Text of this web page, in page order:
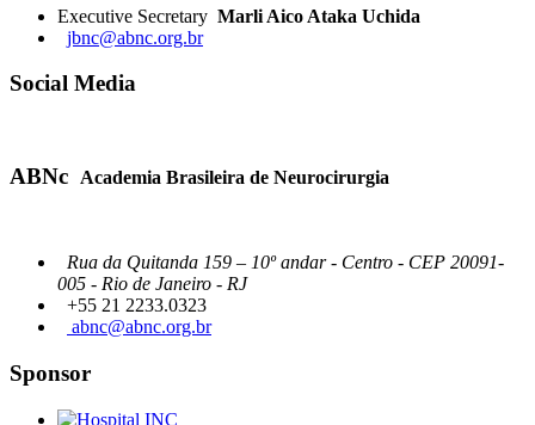
Executive Secretary Marli Aico Ataka Uchida
jbnc@abnc.org.br
Social Media
ABNc Academia Brasileira de Neurocirurgia
Rua da Quitanda 159 – 10º andar - Centro - CEP 20091-
005 - Rio de Janeiro - RJ
+55 21 2233.0323
abnc@abnc.org.br
Sponsor